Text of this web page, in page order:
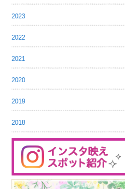
2023
2022
2021
2020
2019
2018